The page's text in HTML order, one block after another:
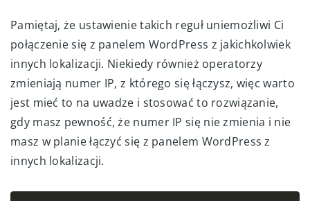
Pamiętaj, że ustawienie takich reguł uniemożliwi Ci
połączenie się z panelem WordPress z jakichkolwiek
innych lokalizacji. Niekiedy również operatorzy
zmieniają numer IP, z którego się łączysz, więc warto
jest mieć to na uwadze i stosować to rozwiązanie,
gdy masz pewność, że numer IP się nie zmienia i nie
masz w planie łączyć się z panelem WordPress z
innych lokalizacji.